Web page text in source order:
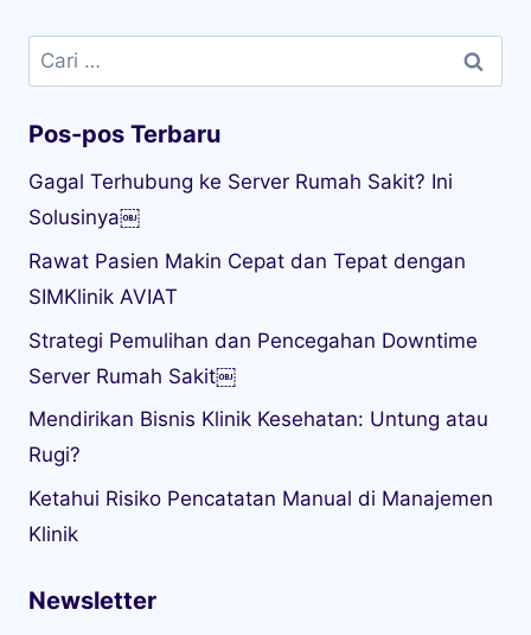
Cari
untuk:
Pos-pos Terbaru
Gagal Terhubung ke Server Rumah Sakit? Ini
Solusinya￼
Rawat Pasien Makin Cepat dan Tepat dengan
SIMKlinik AVIAT
Strategi Pemulihan dan Pencegahan Downtime
Server Rumah Sakit￼
Mendirikan Bisnis Klinik Kesehatan: Untung atau
Rugi?
Ketahui Risiko Pencatatan Manual di Manajemen
Klinik
Newsletter